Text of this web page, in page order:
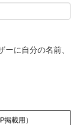
に自分の名前、
載用）